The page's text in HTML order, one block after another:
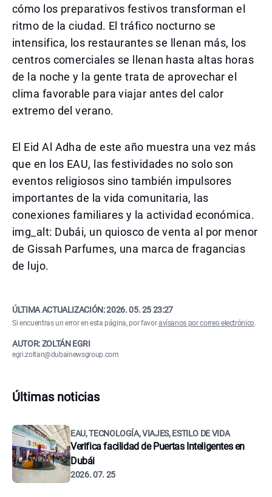
cómo los preparativos festivos transforman el
ritmo de la ciudad. El tráfico nocturno se
intensifica, los restaurantes se llenan más, los
centros comerciales se llenan hasta altas horas
de la noche y la gente trata de aprovechar el
clima favorable para viajar antes del calor
extremo del verano.
El Eid Al Adha de este año muestra una vez más
que en los EAU, las festividades no solo son
eventos religiosos sino también impulsores
importantes de la vida comunitaria, las
conexiones familiares y la actividad económica.
img_alt: Dubái, un quiosco de venta al por menor
de Gissah Parfumes, una marca de fragancias
de lujo.
ÚLTIMA ACTUALIZACIÓN:2026. 05. 25 23:27
Si encuentras un error en esta página, por favoravísanos por correo electrónico.
AUTOR: ZOLTÁN EGRI
egri.zoltan@dubainewsgroup.com
Últimas noticias
EAU, TECNOLOGÍA, VIAJES, ESTILO DE VIDA
Verifica facilidad de Puertas Inteligentes en
Dubái
2026. 07. 25